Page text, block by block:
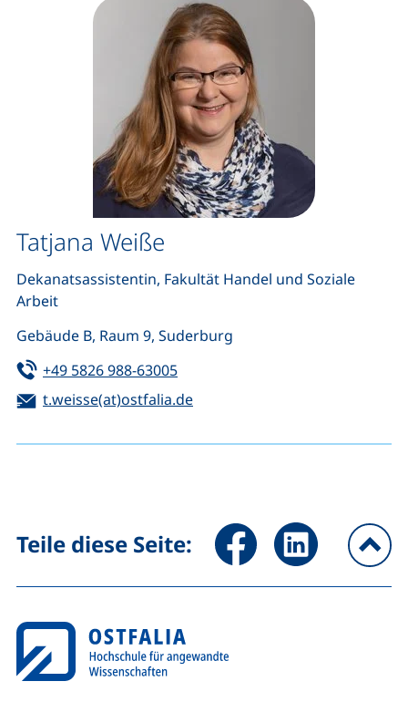
Tatjana Weiße
Dekanatsassistentin, Fakultät Handel und Soziale
Arbeit
Gebäude B, Raum 9, Suderburg
Tel:
+49 5826 988-63005(startet einen Telefonanruf,
E-Mail:
t.weisse(at)ostfalia.de(öffnet Ihr E-Mail-Programm)
Teile diese Seite: Seite über Facebook teilen
Seite über